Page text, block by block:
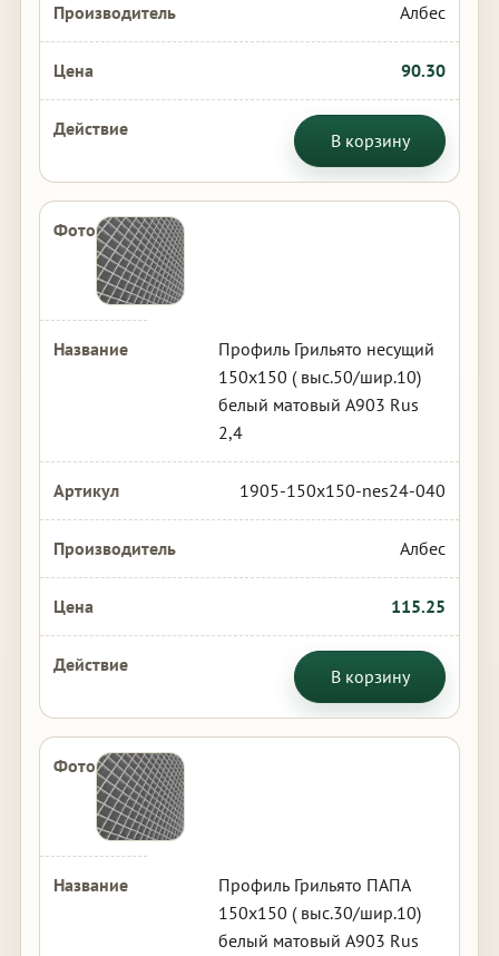
Албес
90.30
В корзину
Профиль Грильято несущий
150х150 ( выс.50/шир.10)
белый матовый А903 Rus
2,4
1905-150x150-nes24-040
Албес
115.25
В корзину
Профиль Грильято ПАПА
150х150 ( выс.30/шир.10)
белый матовый А903 Rus